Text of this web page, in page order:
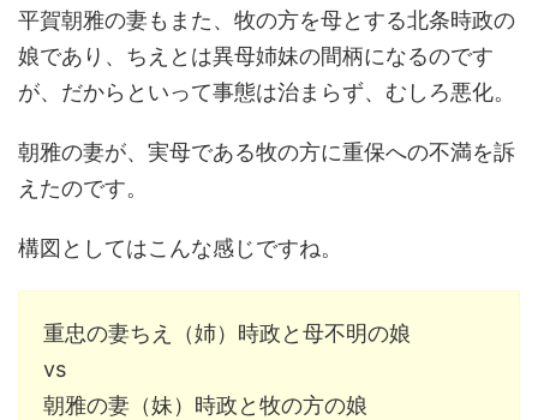
平賀朝雅の妻もまた、牧の方を母とする北条時政の
娘であり、ちえとは異母姉妹の間柄になるのです
が、だからといって事態は治まらず、むしろ悪化。
朝雅の妻が、実母である牧の方に重保への不満を訴
えたのです。
構図としてはこんな感じですね。
重忠の妻ちえ（姉）時政と母不明の娘
vs
朝雅の妻（妹）時政と牧の方の娘